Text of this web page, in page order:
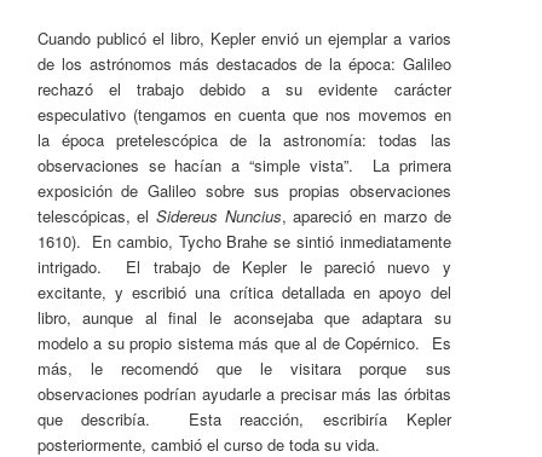
Cuando publicó el libro, Kepler envió un ejemplar a varios
de los astrónomos más destacados de la época: Galileo
rechazó el trabajo debido a su evidente carácter
especulativo (tengamos en cuenta que nos movemos en
la época pretelescópica de la astronomía: todas las
observaciones se hacían a “simple vista”. La primera
exposición de Galileo sobre sus propias observaciones
telescópicas, elSidereus Nuncius, apareció en marzo de
1610). En cambio, Tycho Brahe se sintió inmediatamente
intrigado. El trabajo de Kepler le pareció nuevo y
excitante, y escribió una crítica detallada en apoyo del
libro, aunque al final le aconsejaba que adaptara su
modelo a su propio sistema más que al de Copérnico. Es
más, le recomendó que le visitara porque sus
observaciones podrían ayudarle a precisar más las órbitas
que describía. Esta reacción, escribiría Kepler
posteriormente, cambió el curso de toda su vida.